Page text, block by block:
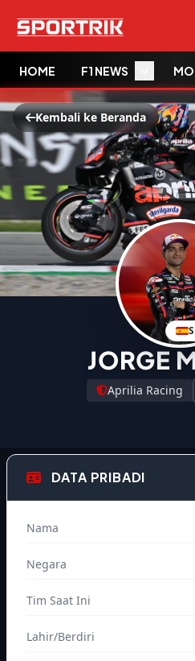
HOME F1 NEWS
Kembali ke Beranda
JORGE
Aprilia Racing
DATA PRIBADI
Nama
Negara
Tim Saat Ini
Lahir/Berdiri